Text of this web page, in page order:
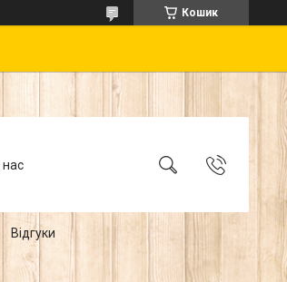
Кошик
Відгуки